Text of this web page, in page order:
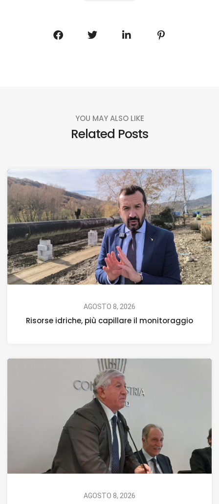
YOU MAY ALSO LIKE
Related Posts
AGOSTO 8, 2026
Risorse idriche, più capillare il monitoraggio
AGOSTO 8, 2026